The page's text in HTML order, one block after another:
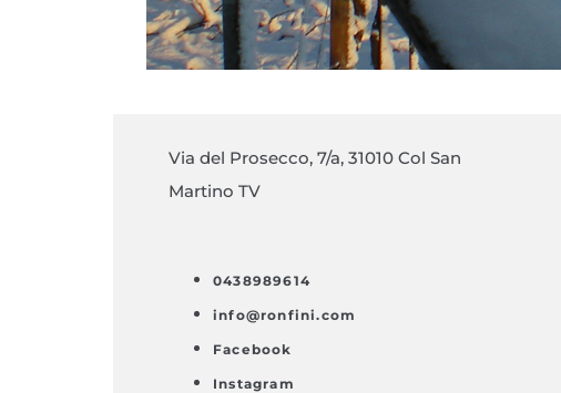
Via del Prosecco, 7/a, 31010 Col San
Martino TV
0438989614
info@ronfini.com
Facebook
Instagram